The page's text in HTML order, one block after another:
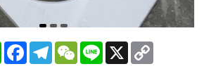
WhatsAppFacebookTelegram
WeChat
Line X Copy
Link